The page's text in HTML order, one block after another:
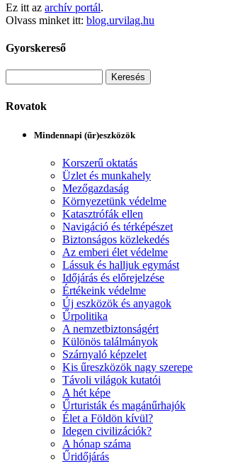
Ez itt az archív portál.
Olvass minket itt: blog.urvilag.hu
Gyorskereső
Rovatok
Mindennapi (űr)eszközök
Korszerű oktatás
Üzlet és munkahely
Mezőgazdaság
Környezetünk védelme
Katasztrófák ellen
Navigáció és térképészet
Biztonságos közlekedés
Az emberi élet védelme
Lássuk és halljuk egymást
Időjárás és előrejelzése
Értékeink védelme
Új eszközök és anyagok
Űrpolitika
A nemzetbiztonságért
Különös találmányok
Szárnyaló képzelet
Kis űreszközök nagy szerepe
Távoli világok kutatói
A hét képe
Űrturisták és magánűrhajók
Élet a Földön kívül?
Idegen civilizációk?
A hónap száma
Űridőjárás